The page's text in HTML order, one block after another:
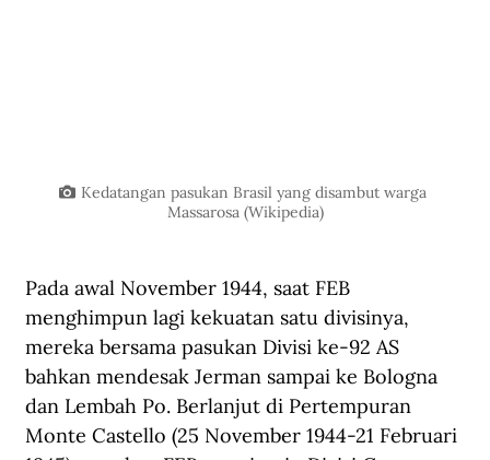
Kedatangan pasukan Brasil yang disambut warga
Massarosa (Wikipedia)
Pada awal November 1944, saat FEB
menghimpun lagi kekuatan satu divisinya,
mereka bersama pasukan Divisi ke-92 AS
bahkan mendesak Jerman sampai ke Bologna
dan Lembah Po. Berlanjut di Pertempuran
Monte Castello (25 November 1944-21 Februari